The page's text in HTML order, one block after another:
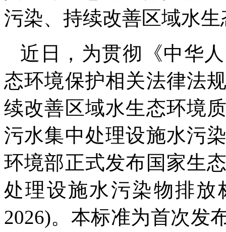
污染、持续改善区域水
近日，为贯彻《中华
态环境保护相关法律法
续改善区域水生态环境
污水集中处理设施水污
环境部正式发布国家生
处理设施水污染物排放
2026)。本标准为首次发